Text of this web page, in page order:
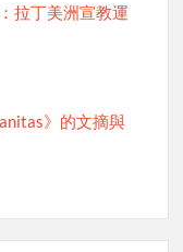
拉丁美洲宣教運
》的文摘與